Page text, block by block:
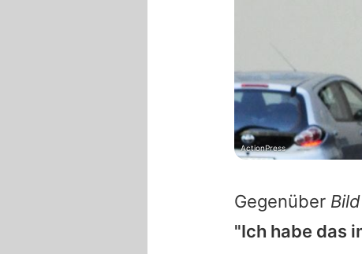
Gegenüber Bild
"Ich habe das
ActionPress